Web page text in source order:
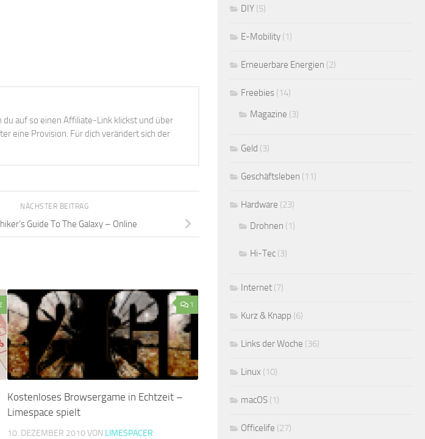
auf so einen Affiliate-Link klickst und über
eine Provision. Für dich verändert sich der
NÄCHSTER BEITRAG
Guide To The Galaxy – Online
1
Kostenloses Browsergame in Echtzeit –
Limespace spielt
10. DEZEMBER 2010 VON LIMESPACER
DIY (5)
E-Mobility (1)
Erneuerbare Energien (2)
Freebies (14)
Magazine (3)
Geld (3)
Geschäftsleben (11)
Hardware (23)
Drohnen (1)
Hi-Tec (3)
Internet (7)
Kurz & Knapp (6)
Links der Woche (36)
Linux (10)
macOS (1)
Officelife (27)